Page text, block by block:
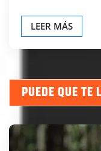
LEER MÁS
PUEDE QUE TE